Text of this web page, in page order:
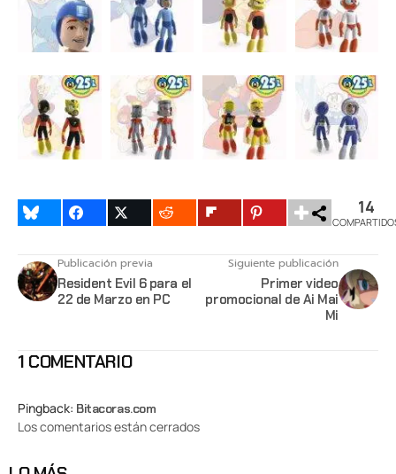
14
Publicación previa
Resident Evil 6 para el
22 de Marzo en PC
Siguiente publicación
Primer video
promocional de Ai Mai
Mi
1 COMENTARIO
Pingback: Bitacoras.com
Los comentarios están cerrados